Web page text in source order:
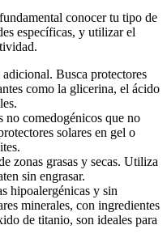
conocer tu tipo de
específicas, y utilizar el
Busca protectores
como la glicerina, el ácido
no comedogénicos que no
solares en gel o
zonas grasas y secas. Utiliza
sin engrasar.
hipoalergénicas y sin
minerales, con ingredientes
de titanio, son ideales para